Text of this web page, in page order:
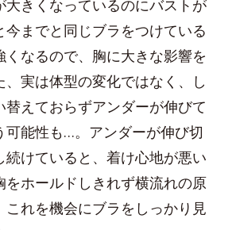
大きくなっているのにバストが
までと同じブラをつけている
くなるので、胸に大きな影響を
、実は体型の変化ではなく、し
替えておらずアンダーが伸びて
可能性も…。アンダーが伸び切
続けていると、着け心地が悪い
をホールドしきれず横流れの原
これを機会にブラをしっかり見